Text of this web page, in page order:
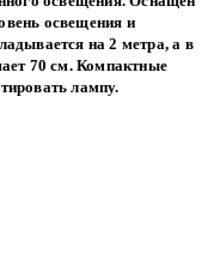
освещения и
на 2 метра, а в
70 см. Компактные
лампу.